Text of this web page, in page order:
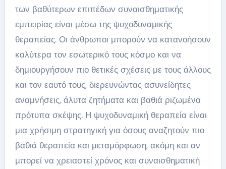
των βαθύτερων επιπέδων συναισθηματικής
εμπειρίας είναι μέσω της ψυχοδυναμικής
θεραπείας. Οι άνθρωποι μπορούν να κατανοήσουν
καλύτερα τον εσωτερικό τους κόσμο και να
δημιουργήσουν πιο θετικές σχέσεις με τους άλλους
και τον εαυτό τους, διερευνώντας ασυνείδητες
αναμνήσεις, άλυτα ζητήματα και βαθιά ριζωμένα
πρότυπα σκέψης. Η ψυχοδυναμική θεραπεία είναι
μια χρήσιμη στρατηγική για όσους αναζητούν πιο
βαθιά θεραπεία και μεταμόρφωση, ακόμη και αν
μπορεί να χρειαστεί χρόνος και συναισθηματική